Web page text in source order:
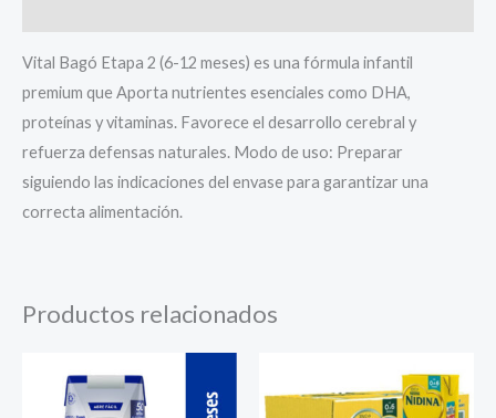
Vital Bagó Etapa 2 (6-12 meses) es una fórmula infantil
premium que Aporta nutrientes esenciales como DHA,
proteínas y vitaminas. Favorece el desarrollo cerebral y
refuerza defensas naturales. Modo de uso: Preparar
siguiendo las indicaciones del envase para garantizar una
correcta alimentación.
Productos relacionados